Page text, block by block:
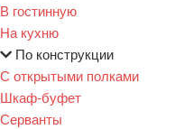
В гостинную
На кухню
По конструкции
С открытыми полками
Шкаф-буфет
Серванты